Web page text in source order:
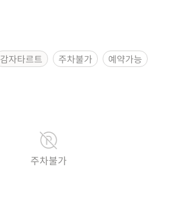
감자타르트 주차불가
예약가능
주차불가